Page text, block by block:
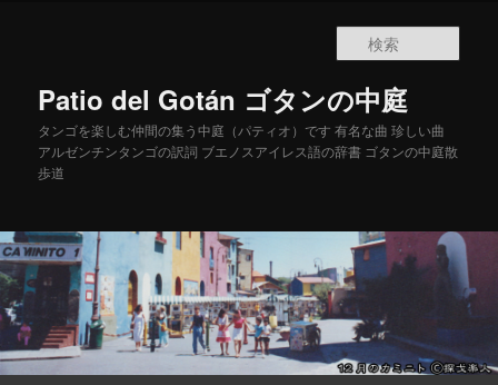
Patio del Gotán ゴタンの中庭
タンゴを楽しむ仲間の集う中庭（パティオ）です 有名な曲 珍しい曲
アルゼンチンタンゴの訳詞 ブエノスアイレス語の辞書 ゴタンの中庭散
歩道
索